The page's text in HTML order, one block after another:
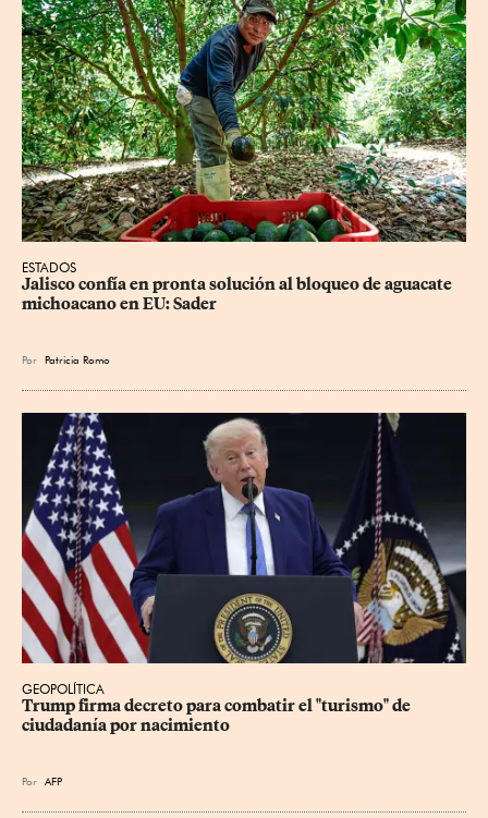
ESTADOS
Jalisco confía en pronta solución al bloqueo de aguacate
michoacano en EU: Sader
Por Patricia Romo
GEOPOLÍTICA
Trump firma decreto para combatir el "turismo" de
ciudadanía por nacimiento
Por AFP